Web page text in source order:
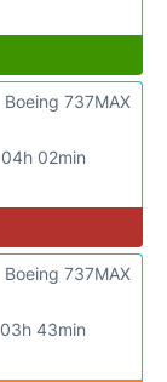
04h 02min
Boeing 737MAX
03h 43min
Boeing 737MAX